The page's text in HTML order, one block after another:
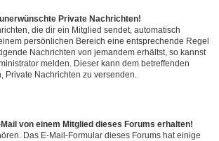
Private Nachrichten!
die dir ein Mitglied sendet, automatisch
persönlichen Bereich eine entsprechende Regel
Nachrichten von jemandem erhältst, so kannst
melden. Dieser kann dem betreffenden
Private Nachrichten zu versenden.
Mail von einem Mitglied dieses Forums erhalten!
Das E-Mail-Formular dieses Forums hat einige